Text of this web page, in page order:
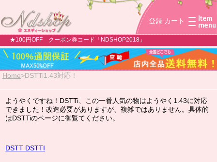
登録 カート
★100円OFF クーポン券コード「NDSHOP2018」
Home>DSTTi1.43対応！
ようやくですね！DSTTi、この一番人気の物はようやく1.43に対応
できました！改造必要がありますが、複雑ではありません。具体的
はDSTTiのページに御覧てください。
DSTT DSTTI